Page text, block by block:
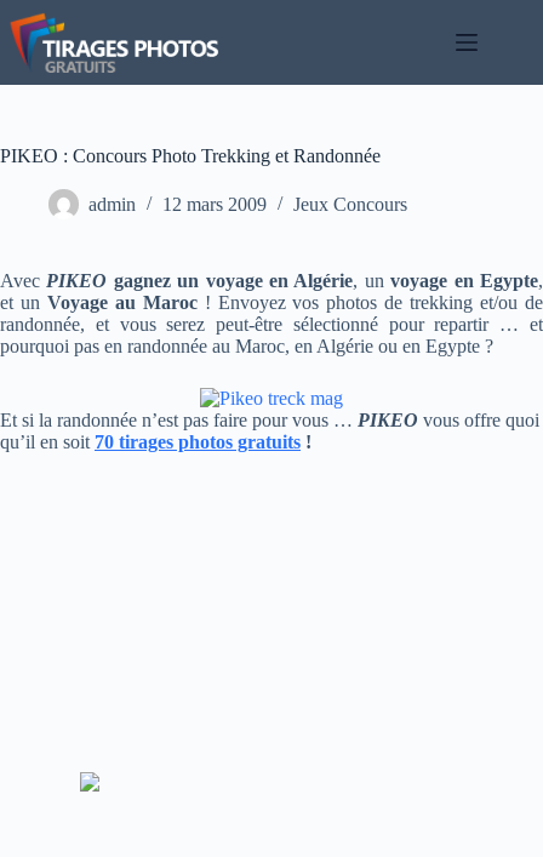
Passer
au
contenu
PIKEO : Concours Photo Trekking et Randonnée
admin 12 mars 2009 Jeux Concours
Avec PIKEO gagnez un voyage en Algérie, unvoyage en Egypte,
et un Voyage au Maroc! Envoyez vos photos de trekking et/ou de
randonnée, et vous serez peut-être sélectionné pour repartir … et
pourquoi pas en randonnée au Maroc, en Algérie ou en Egypte ?
Et si la randonnée n’est pas faire pour vous … PIKEO vous offre quoi
qu’il en soit 70 tirages photos gratuits !